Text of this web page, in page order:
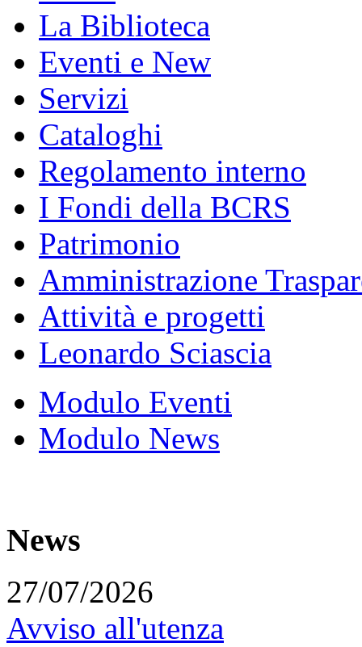
La Biblioteca
Eventi e New
Servizi
Cataloghi
Regolamento interno
I Fondi della BCRS
Patrimonio
Amministrazione
Attività e progetti
Leonardo Sciascia
Modulo Eventi
Modulo News
News
27/07/2026
Avviso all'utenza